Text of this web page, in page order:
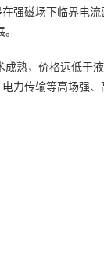
强磁场下临界电
熟，价格远低于
力传输等高场强